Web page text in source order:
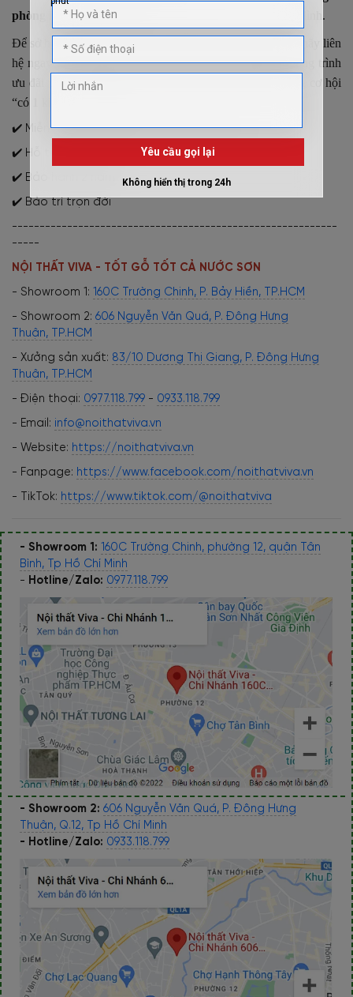
phòng khách nguyên khối
cho không gian sống của gia đình.
Để sở hữu được sản phẩm chất lượng với mức giá hợp lý, hãy liên
hệ ngay cho chúng tôi qua hotline bên dưới. Nhiều chương trình
ưu đãi giá tốt đang diễn ra vô cùng sôi nổi, đừng bỏ qua cơ hội
“có 1 không 2” này nhé!
✔️ Miễn phí giao hàng & lắp đặt nội thành
✔️ Hỗ trợ trả góp 0%
✔️ Bảo hành 2 năm
✔️ Bảo trì trọn đời
-----------------------------------------------------------
-----
NỘI THẤT VIVA - TỐT GỖ TỐT CẢ NƯỚC SƠN
- Showroom 1: 160C Trường Chinh, P. Bảy Hiền, TP.HCM
- Showroom 2: 606 Nguyễn Văn Quá, P. Đông Hưng
Thuận, TP.HCM
- Xưởng sản xuất: 83/10 Dương Thị Giang, P. Đông Hưng
Thuận, TP.HCM
- Điện thoại: 0977.118.799 - 0933.118.799
- Email: info@noithatviva.vn
- Website: https://noithatviva.vn
- Fanpage: https://www.facebook.com/noithatviva.vn
- TikTok: https://www.tiktok.com/@noithatviva
- Showroom 1: 160C Trường Chinh, phường 12, quận Tân
Bình, Tp Hồ Chí Minh
- Hotline/Zalo: 0977.118.799
- Showroom 2: 606 Nguyễn Văn Quá, P. Đông Hưng
Thuận, Q.12, Tp Hồ Chí Minh
- Hotline/Zalo: 0933.118.799